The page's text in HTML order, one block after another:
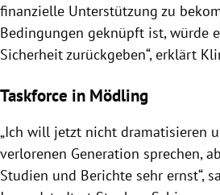
finanzielle Unterstützung zu
Bedingungen geknüpft ist, würde
Sicherheit zurückgeben“, erklärt
Taskforce in Mödling
„Ich will jetzt nicht dramatisieren
verlorenen Generation sprechen,
Studien und Berichte sehr ernst“,